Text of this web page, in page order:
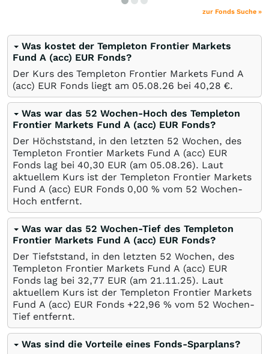
zur Fonds Suche »
Was kostet der Templeton Frontier Markets
Fund A (acc) EUR Fonds?
Der Kurs des Templeton Frontier Markets Fund A
(acc) EUR Fonds liegt am 05.08.26 bei 40,28 €.
Was war das 52 Wochen-Hoch des Templeton
Frontier Markets Fund A (acc) EUR Fonds?
Der Höchststand, in den letzten 52 Wochen, des
Templeton Frontier Markets Fund A (acc) EUR
Fonds lag bei 40,30 EUR (am 05.08.26). Laut
aktuellem Kurs ist der Templeton Frontier Markets
Fund A (acc) EUR Fonds 0,00 % vom 52 Wochen-
Hoch entfernt.
Was war das 52 Wochen-Tief des Templeton
Frontier Markets Fund A (acc) EUR Fonds?
Der Tiefststand, in den letzten 52 Wochen, des
Templeton Frontier Markets Fund A (acc) EUR
Fonds lag bei 32,77 EUR (am 21.11.25). Laut
aktuellem Kurs ist der Templeton Frontier Markets
Fund A (acc) EUR Fonds +22,96 % vom 52 Wochen-
Tief entfernt.
Was sind die Vorteile eines Fonds-Sparplans?